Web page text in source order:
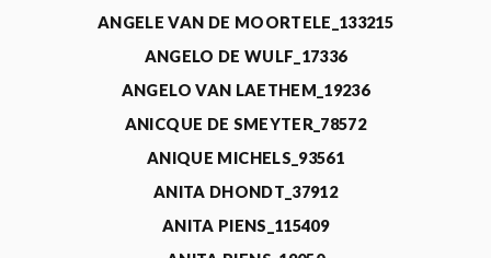
ANGELE VAN DE MOORTELE_133215
ANGELO DE WULF_17336
ANGELO VAN LAETHEM_19236
ANICQUE DE SMEYTER_78572
ANIQUE MICHELS_93561
ANITA DHONDT_37912
ANITA PIENS_115409